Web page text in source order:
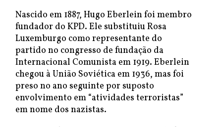
Nascido em 1887, Hugo Eberlein foi membro
fundador do KPD. Ele substituiu Rosa
Luxemburgo como representante do
partido no congresso de fundação da
Internacional Comunista em 1919. Eberlein
chegou à União Soviética em 1936, mas foi
preso no ano seguinte por suposto
envolvimento em “atividades terroristas”
em nome dos nazistas.